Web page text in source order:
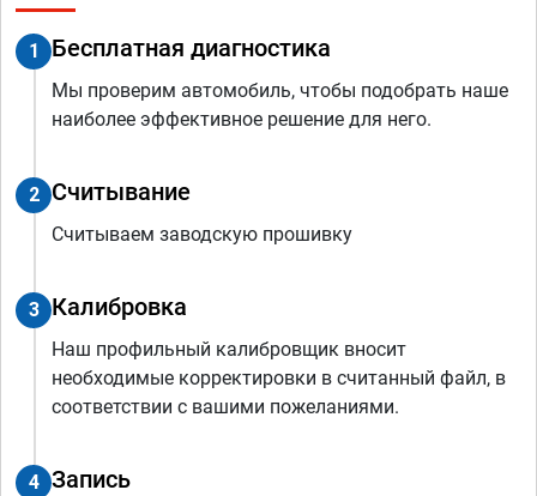
1 Бесплатная диагностика
Мы проверим автомобиль, чтобы подобрать наше
наиболее эффективное решение для него.
2 Считывание
Считываем заводскую прошивку
3 Калибровка
Наш профильный калибровщик вносит
необходимые корректировки в считанный файл, в
соответствии с вашими пожеланиями.
4 Запись